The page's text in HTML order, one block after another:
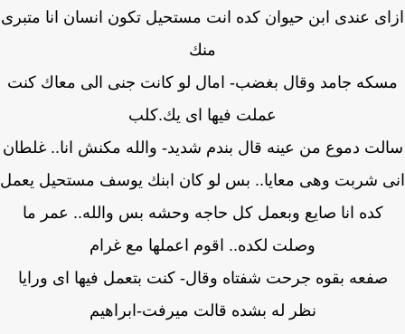
عندى ابن حيوان كده انت مستحيل تكون انسان انا متبرى
منك
جامد وقال بغضب- امال لو كانت جنى الى معاك كنت
عملت فيها اى يك.كلب
دموع من عينه قال بندم شديد- والله مكنش انا.. غلطان
شربت وهى معايا.. بس لو كان ابنك يوسف مستحيل يعمل
كده انا صايع وبعمل كل حاجه وحشه بس والله.. عمر ما
وصلت لكده.. اقوم اعملها مع غرام
صفعه بقوه جرحت شفتاه وقال- كنت بتعمل فيها اى ورايا
نظر له بشده قالت ميرفت-ابراهيم